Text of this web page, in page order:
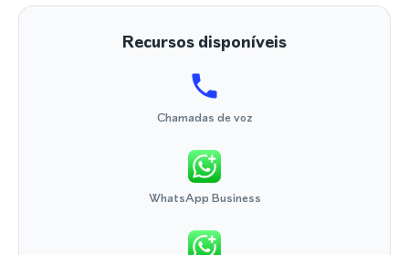
Recursos disponíveis
Chamadas de voz
WhatsApp Business